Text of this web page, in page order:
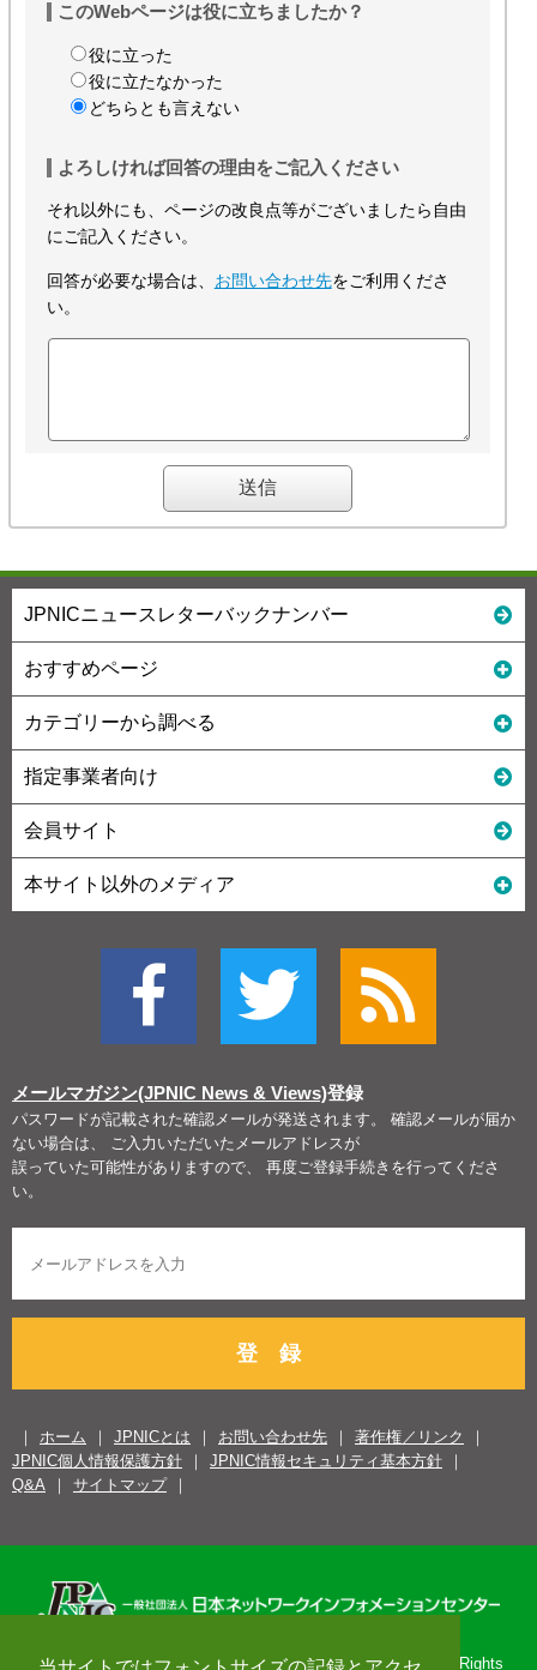
このWebページは役に立ちましたか？
役に立った
役に立たなかった
どちらとも言えない
よろしければ回答の理由をご記入ください
それ以外にも、ページの改良点等がございましたら自由
にご記入ください。
回答が必要な場合は、 お問い合わせ先をご利用くださ
い。
JPNICニュースレターバックナンバー
おすすめページ
カテゴリーから調べる
指定事業者向け
会員サイト
本サイト以外のメディア
メールマガジン(JPNIC News & Views)登録
パスワードが記載された確認メールが発送されます。 確認メールが届か
ない場合は、 ご入力いただいたメールアドレスが
誤っていた可能性がありますので、 再度ご登録手続きを行ってくださ
い。
登 録
ホーム JPNICとは お問い合わせ先
著作権／リンク
JPNIC個人情報保護方針
JPNIC情報セキュリティ基本方針
Q&A
サイトマップ
Copyright© 1996-2026 Japan Network Information Center. All Rights